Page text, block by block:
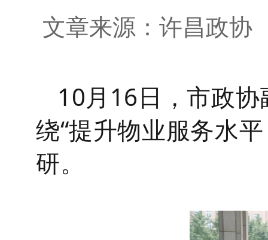
文章来源：许昌政
10月16日，市政
绕“提升物业服务水
研。